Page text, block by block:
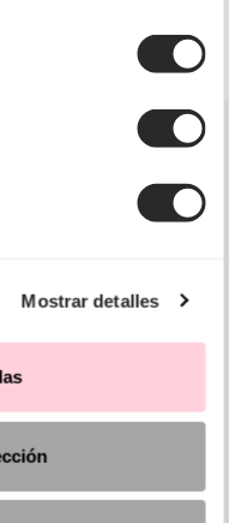
Mostrar detalles
?